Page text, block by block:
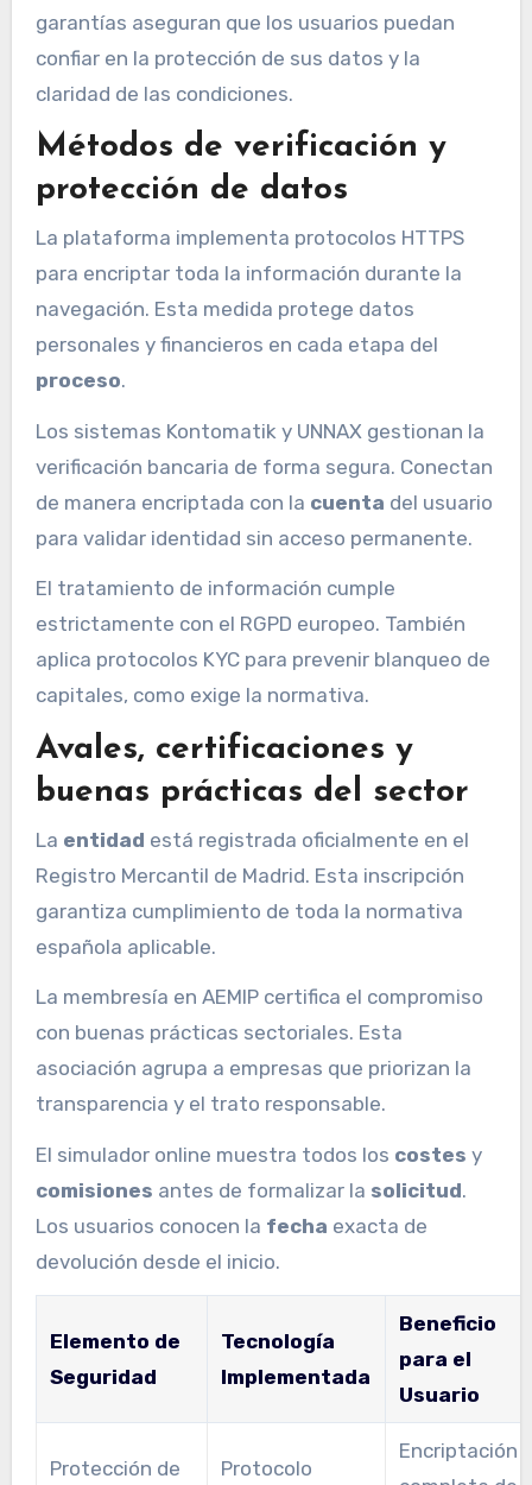
garantías aseguran que los usuarios puedan
confiar en la protección de sus datos y la
claridad de las condiciones.
Métodos de verificación y
protección de datos
La plataforma implementa protocolos HTTPS
para encriptar toda la información durante la
navegación. Esta medida protege datos
personales y financieros en cada etapa del
proceso.
Los sistemas Kontomatik y UNNAX gestionan la
verificación bancaria de forma segura. Conectan
de manera encriptada con la cuenta del usuario
para validar identidad sin acceso permanente.
El tratamiento de información cumple
estrictamente con el RGPD europeo. También
aplica protocolos KYC para prevenir blanqueo de
capitales, como exige la normativa.
Avales, certificaciones y
buenas prácticas del sector
La entidad está registrada oficialmente en el
Registro Mercantil de Madrid. Esta inscripción
garantiza cumplimiento de toda la normativa
española aplicable.
La membresía en AEMIP certifica el compromiso
con buenas prácticas sectoriales. Esta
asociación agrupa a empresas que priorizan la
transparencia y el trato responsable.
El simulador online muestra todos los costes y
comisiones antes de formalizar la solicitud.
Los usuarios conocen la fecha exacta de
devolución desde el inicio.
Elemento de
Seguridad
Tecnología
Implementada
Beneficio
para el
Usuario
Protección de
Protocolo
Encriptación